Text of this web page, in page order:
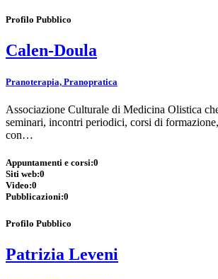
Profilo Pubblico
Calen-Doula
Pranoterapia, Pranopratica
Associazione Culturale di Medicina Olistica
seminari, incontri periodici, corsi di
con…
Appuntamenti e corsi:0
Siti web:0
Video:0
Pubblicazioni:0
Profilo Pubblico
Patrizia Leveni